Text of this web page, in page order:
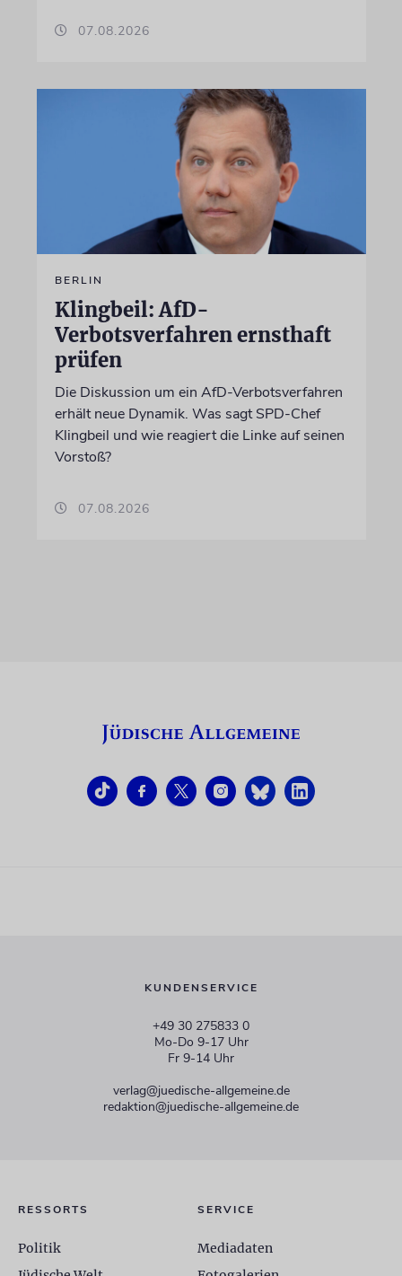
07.08.2026
BERLIN
Klingbeil: AfD-
Verbotsverfahren ernsthaft
prüfen
Die Diskussion um ein AfD-Verbotsverfahren
erhält neue Dynamik. Was sagt SPD-Chef
Klingbeil und wie reagiert die Linke auf seinen
Vorstoß?
07.08.2026
KUNDENSERVICE
+49 30 275833 0
Mo-Do 9-17 Uhr
Fr 9-14 Uhr
verlag@juedische-allgemeine.de
redaktion@juedische-allgemeine.de
RESSORTS
Politik
SERVICE
Mediadaten